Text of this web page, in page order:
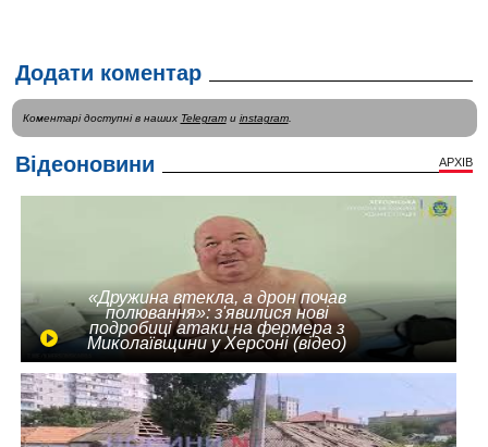
Додати коментар
Коментарі доступні в наших Telegramи instagram.
Відеоновини АРХІВ
«Дружина втекла, а дрон почав
полювання»: з'явилися нові
подробиці атаки на фермера з
Миколаївщини у Херсоні (відео)